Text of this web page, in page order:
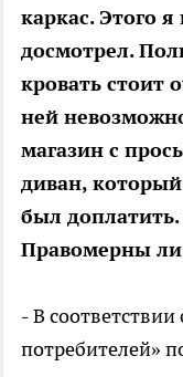
каркас. Этого
досмотрел.
кровать стоит
ней
магазин с
диван,
был
Правомерны ли
- В
потребителей»